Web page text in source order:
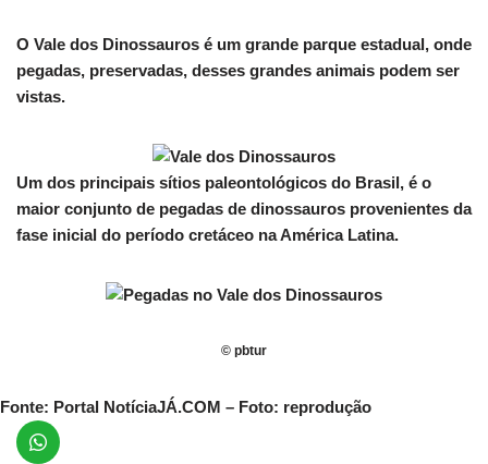
O Vale dos Dinossauros é um grande parque estadual, onde
pegadas, preservadas, desses grandes animais podem ser
vistas.
Um dos principais sítios paleontológicos do Brasil, é o
maior conjunto de pegadas de dinossauros provenientes da
fase inicial do período cretáceo na América Latina.
© pbtur
Fonte: Portal NotíciaJÁ.COM – Foto: reprodução